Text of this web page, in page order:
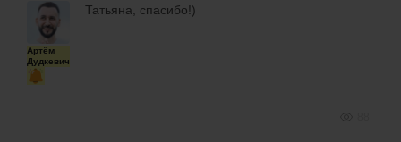
Артём
Дудкевич
Татьяна, спасибо!)